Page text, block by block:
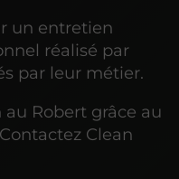
un entretien
réalisé par
par leur métier.
Robert grâce au
Clean